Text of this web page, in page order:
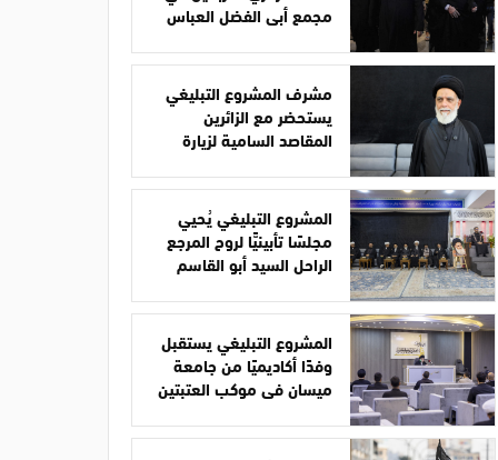
مجمع أبي الفضل العباس
مشرف المشروع التبليغي
يستحضر مع الزائرين
المقاصد السامية لزيارة
المشروع التبليغي يُحيي
مجلسًا تأبينيًّا لروح المرجع
الراحل السيد أبو القاسم
المشروع التبليغي يستقبل
وفدًا أكاديميًا من جامعة
ميسان في موكب العتبتين